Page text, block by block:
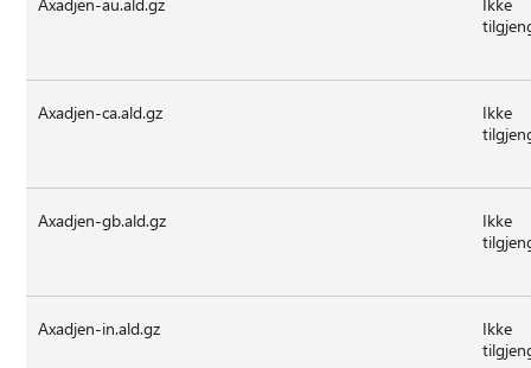
Axadjen-ca.ald.gz
Ikke
Axadjen-gb.ald.gz
Ikke
Axadjen-in.ald.gz
Ikke